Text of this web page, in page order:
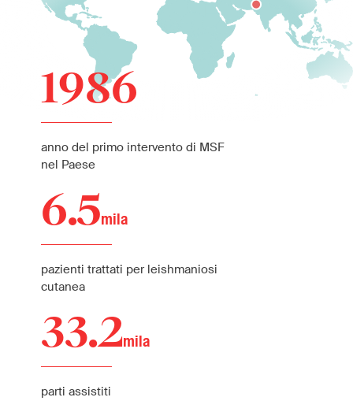
1986
anno del primo intervento di MSF
nel Paese
6.5mila
pazienti trattati per leishmaniosi
cutanea
33.2mila
parti assistiti